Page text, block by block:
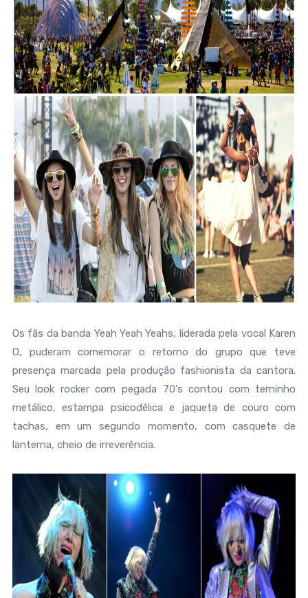
Os fãs da banda Yeah Yeah Yeahs, liderada pela vocal Karen
O, puderam comemorar o retorno do grupo que teve
presença marcada pela produção fashionista da cantora.
Seu look rocker com pegada 70's contou com terninho
metálico, estampa psicodélica e jaqueta de couro com
tachas, em um segundo momento, com casquete de
lanterna, cheio de irreverência.